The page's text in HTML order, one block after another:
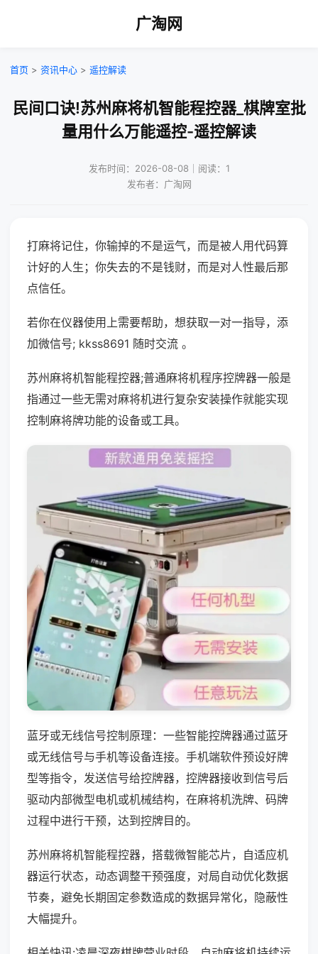
广淘网
首页 > 资讯中心 > 遥控解读
民间口诀!苏州麻将机智能程控器_棋牌室批
量用什么万能遥控-遥控解读
发布时间：2026-08-08｜阅读：1
发布者：广淘网
打麻将记住，你输掉的不是运气，而是被人用代码算
计好的人生；你失去的不是钱财，而是对人性最后那
点信任。
若你在仪器使用上需要帮助，想获取一对一指导，添
加微信号; kkss8691 随时交流 。
苏州麻将机智能程控器;普通麻将机程序控牌器一般是
指通过一些无需对麻将机进行复杂安装操作就能实现
控制麻将牌功能的设备或工具。
蓝牙或无线信号控制原理：一些智能控牌器通过蓝牙
或无线信号与手机等设备连接。手机端软件预设好牌
型等指令，发送信号给控牌器，控牌器接收到信号后
驱动内部微型电机或机械结构，在麻将机洗牌、码牌
过程中进行干预，达到控牌目的。
苏州麻将机智能程控器，搭载微智能芯片，自适应机
器运行状态，动态调整干预强度，对局自动优化数据
节奏，避免长期固定参数造成的数据异常化，隐蔽性
大幅提升。